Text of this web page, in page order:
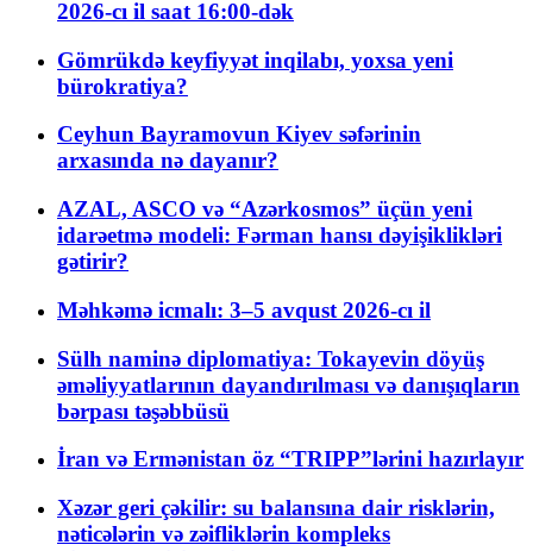
2026-cı il saat 16:00-dək
Gömrükdə keyfiyyət inqilabı, yoxsa yeni
bürokratiya?
Ceyhun Bayramovun Kiyev səfərinin
arxasında nə dayanır?
AZAL, ASCO və “Azərkosmos” üçün yeni
idarəetmə modeli: Fərman hansı dəyişiklikləri
gətirir?
Məhkəmə icmalı: 3–5 avqust 2026-cı il
Sülh naminə diplomatiya: Tokayevin döyüş
əməliyyatlarının dayandırılması və danışıqların
bərpası təşəbbüsü
İran və Ermənistan öz “TRIPP”lərini hazırlayır
Xəzər geri çəkilir: su balansına dair risklərin,
nəticələrin və zəifliklərin kompleks